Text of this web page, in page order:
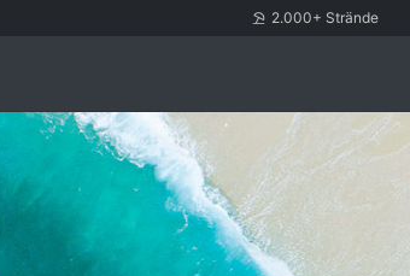
2.000+ Strände